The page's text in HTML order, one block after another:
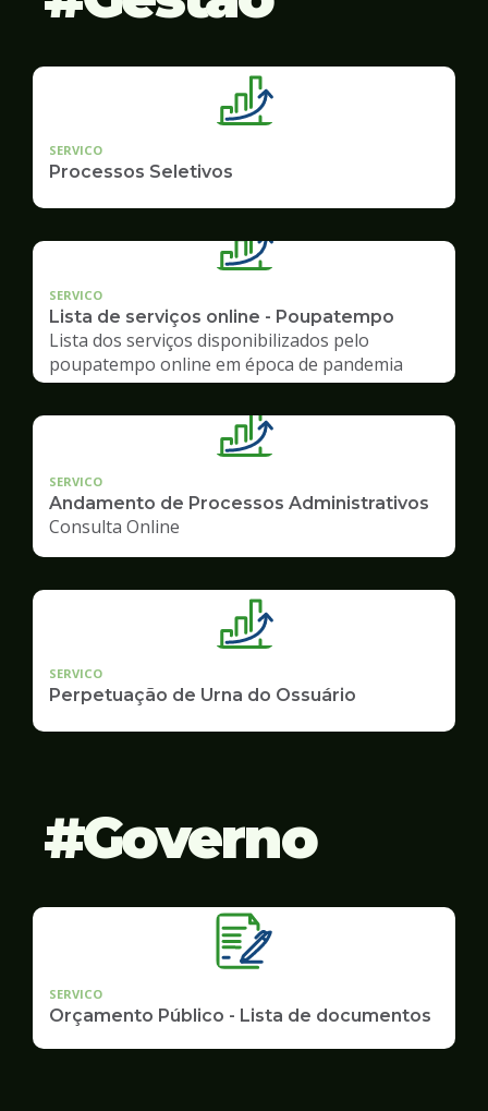
SERVICO
Processos Seletivos
SERVICO
Lista de serviços online - Poupatempo
Lista dos serviços disponibilizados pelo
poupatempo online em época de pandemia
SERVICO
Andamento de Processos Administrativos
Consulta Online
SERVICO
Perpetuação de Urna do Ossuário
Governo
SERVICO
Orçamento Público - Lista de documentos